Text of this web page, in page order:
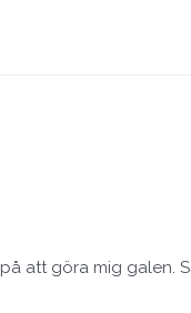
att göra mig galen.